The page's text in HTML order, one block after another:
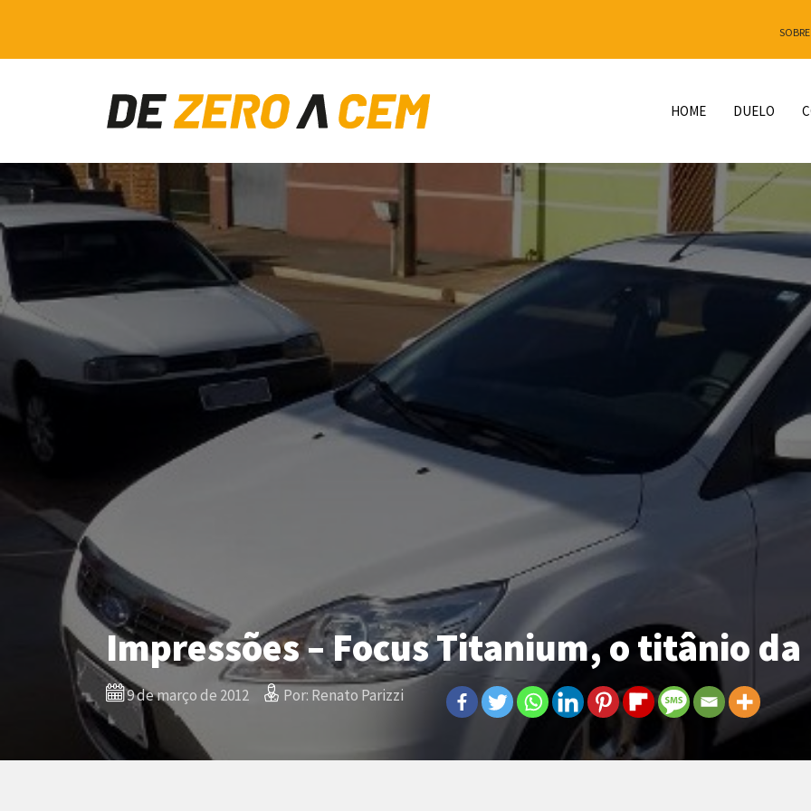
SOBRE
Main Navigation HOME DUELO
Impressões – Focus Titanium, o titânio da
9 de março de 2012 Por: Renato Parizzi